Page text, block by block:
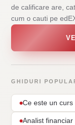
de calificare are,
cum o cauti pe
GHIDURI
Ce este un
Analist